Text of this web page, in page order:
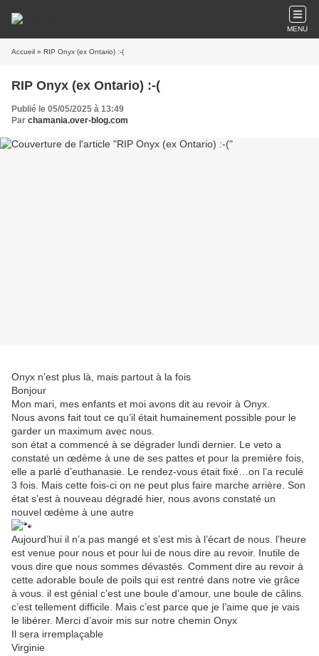
MENU
Accueil » RIP Onyx (ex Ontario) :-(
RIP Onyx (ex Ontario) :-(
Publié le 05/05/2025 à 13:49
Par chamania.over-blog.com
Onyx n’est plus là, mais partout à la fois
Bonjour
Mon mari, mes enfants et moi avons dit au revoir à Onyx.
Nous avons fait tout ce qu’il était humainement possible pour le
garder un maximum avec nous.
son état a commencé à se dégrader lundi dernier. Le veto a
constaté un œdème à une de ses pattes et pour la première fois,
elle a parlé d’euthanasie. Le rendez-vous était fixé…on l’a reculé
3 fois. Mais cette fois-ci on ne peut plus faire marche arrière. Son
état s’est à nouveau dégradé hier, nous avons constaté un
nouvel œdème à une autre
Aujourd’hui il n’a pas mangé et s’est mis à l’écart de nous. l’heure
est venue pour nous et pour lui de nous dire au revoir. Inutile de
vous dire que nous sommes dévastés. Comment dire au revoir à
cette adorable boule de poils qui est rentré dans notre vie grâce
à vous. il est génial c’est une boule d’amour, une boule de câlins.
c’est tellement difficile. Mais c’est parce que je l’aime que je vais
le libérer. Merci d’avoir mis sur notre chemin Onyx
Il sera irremplaçable
Virginie